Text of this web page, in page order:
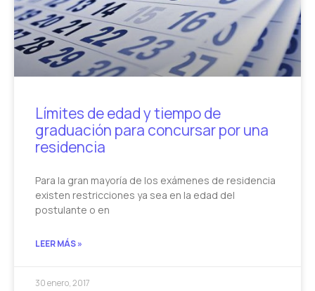
Límites de edad y tiempo de
graduación para concursar por una
residencia
Para la gran mayoría de los exámenes de residencia
existen restricciones ya sea en la edad del
postulante o en
LEER MÁS »
30 enero, 2017